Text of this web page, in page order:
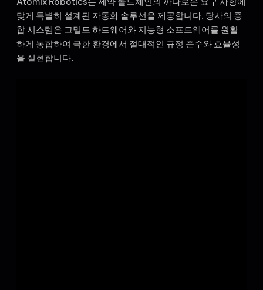
맞게 특별히 설계된 자동화 솔루션을 제공합니다. 당사의 종
합 시스템은 고밀도 하드웨어와 지능형 소프트웨어를 원활
하게 통합하여 극한 환경에서 절대적인 규정 준수와 효율성
을 실현합니다.